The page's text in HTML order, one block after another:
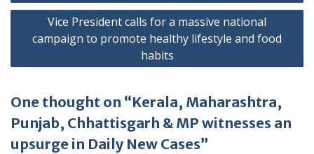
Vice President calls for a massive national
campaign to promote healthy lifestyle and food
habits
One thought on “Kerala, Maharashtra,
Punjab, Chhattisgarh & MP witnesses an
upsurge in Daily New Cases”